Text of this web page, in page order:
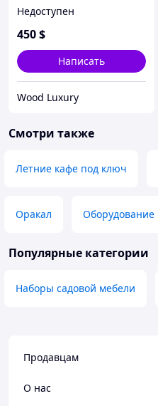
Недоступен
450$
Написать
Wood Luxury
Смотри также
Летние кафе под ключ
Оракал Оборудование
Популярные категории
Наборы садовой мебели
Продавцам
О нас